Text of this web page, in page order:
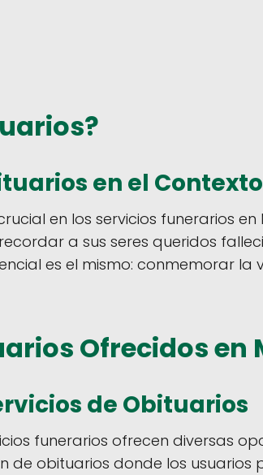
en el
en los servicios funerarios
a sus seres queridos
es el mismo: conmemorar
Ofrecidos en
de Obituarios
funerarios ofrecen diversas
de obituarios donde los